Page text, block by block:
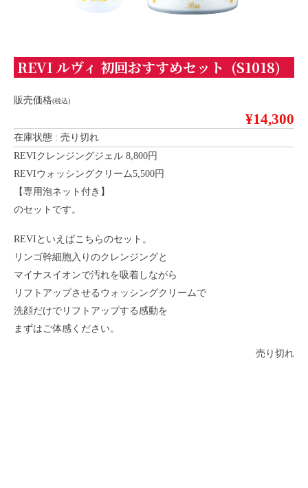
REVI ルヴィ 初回おすすめセット (S1018)
販売価格(税込)
¥14,300
在庫状態 : 売り切れ
REVIクレンジングジェル 8,800円
REVIウォッシングクリーム5,500円
【専用泡ネット付き】
のセットです。
REVIといえばこちらのセット。
リンゴ幹細胞入りのクレンジングと
マイナスイオンで汚れを吸着しながら
リフトアップさせるウォッシングクリームで
洗顔だけでリフトアップする感動を
まずはご体感ください。
売り切れ